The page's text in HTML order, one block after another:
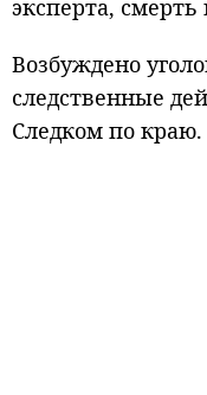
эксперта, смерть
Возбуждено
следственные
Следком по краю.